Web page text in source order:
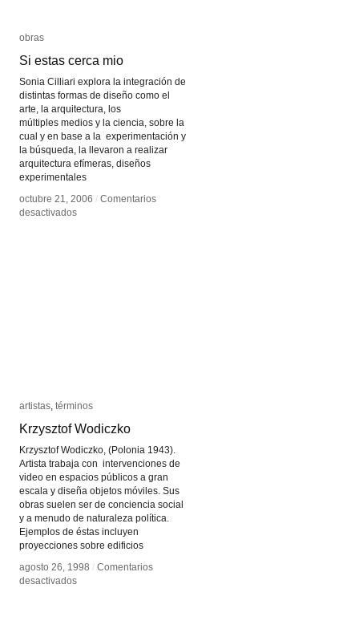
obras
Si estas cerca mio
Sonia Cilliari explora la integración de
distintas formas de diseño como el
arte, la arquitectura, los
múltiples medios y la ciencia, sobre la
cual y en base a la experimentación y
la búsqueda, la llevaron a realizar
arquitectura efímeras, diseños
experimentales
octubre 21, 2006 / Comentarios
desactivadosen
obras
Si estas cerca mio
octubre 21, 2006 / Comentarios
desactivadosen
artistas términos
Krzysztof Wodiczko
Krzysztof Wodiczko, (Polonia 1943).
Artista trabaja con intervenciones de
video en espacios públicos a gran
escala y diseña objetos móviles. Sus
obras suelen ser de conciencia social
y a menudo de naturaleza política.
Ejemplos de éstas incluyen
proyecciones sobre edificios
agosto 26, 1998 / Comentarios
desactivadosen
artistas términos
Krzysztof Wodiczko
agosto 26, 1998 / Comentarios
desactivadosen